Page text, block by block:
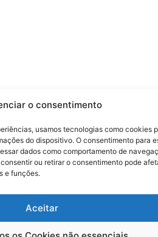
o consentimento
usamos tecnologias como cookies
do dispositivo. O consentimento para
dados como comportamento de
ou retirar o consentimento pode
e funções.
Aceitar